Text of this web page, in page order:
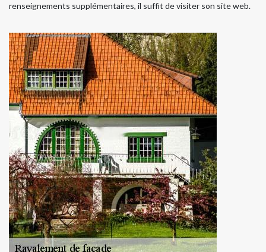
renseignements supplémentaires, il suffit de visiter son site web.